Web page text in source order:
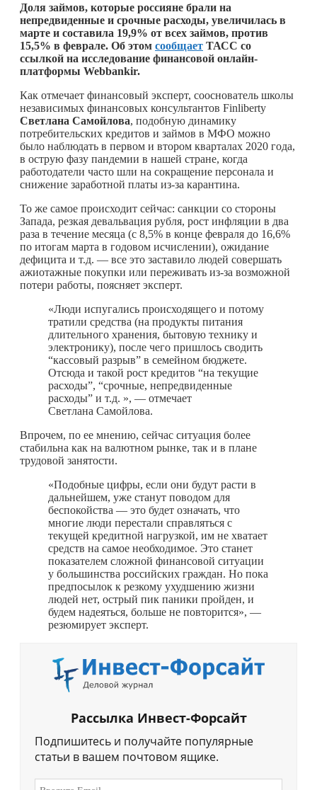
Доля займов, которые россияне брали на
непредвиденные и срочные расходы, увеличилась в
марте и составила 19,9% от всех займов, против
15,5% в феврале. Об этом сообщает ТАСС со
ссылкой на исследование финансовой онлайн-
платформы Webbankir.
Как отмечает финансовый эксперт, сооснователь школы
независимых финансовых консультантов Finliberty
Светлана Самойлова, подобную динамику
потребительских кредитов и займов в МФО можно
было наблюдать в первом и втором кварталах 2020 года,
в острую фазу пандемии в нашей стране, когда
работодатели часто шли на сокращение персонала и
снижение заработной платы из-за карантина.
То же самое происходит сейчас: санкции со стороны
Запада, резкая девальвация рубля, рост инфляции в два
раза в течение месяца (с 8,5% в конце февраля до 16,6%
по итогам марта в годовом исчислении), ожидание
дефицита и т.д. — все это заставило людей совершать
ажиотажные покупки или переживать из-за возможной
потери работы, поясняет эксперт.
«Люди испугались происходящего и потому
тратили средства (на продукты питания
длительного хранения, бытовую технику и
электронику), после чего пришлось сводить
“кассовый разрыв” в семейном бюджете.
Отсюда и такой рост кредитов “на текущие
расходы”, “срочные, непредвиденные
расходы” и т.д. », — отмечает
Светлана Самойлова.
Впрочем, по ее мнению, сейчас ситуация более
стабильна как на валютном рынке, так и в плане
трудовой занятости.
«Подобные цифры, если они будут расти в
дальнейшем, уже станут поводом для
беспокойства — это будет означать, что
многие люди перестали справляться с
текущей кредитной нагрузкой, им не хватает
средств на самое необходимое. Это станет
показателем сложной финансовой ситуации
у большинства российских граждан. Но пока
предпосылок к резкому ухудшению жизни
людей нет, острый пик паники пройден, и
будем надеяться, больше не повторится», —
резюмирует эксперт.
Рассылка Инвест-Форсайт
Подпишитесь и получайте популярные
статьи в вашем почтовом ящике.